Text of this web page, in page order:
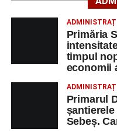
Festivalul va
săsești, precum și un
memoria interpretului
Printre momentele de
simfonic susținut în
Raica”, sub bagheta
muzicieni români de
Primăria
timpul
economii
Primarul
Sebeș.